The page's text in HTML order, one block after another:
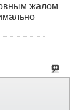
жалом